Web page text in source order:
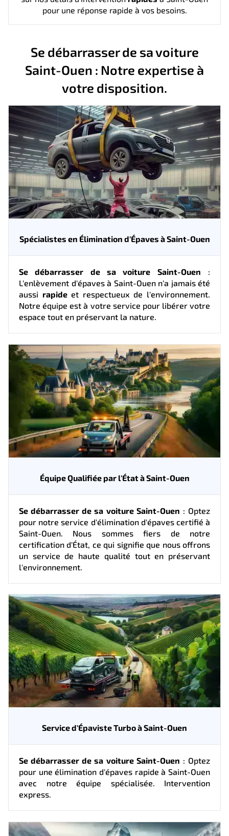
pour une réponse rapide à vos besoins.
Se débarrasser de sa voiture
Saint-Ouen : Notre expertise à
votre disposition.
Spécialistes en Élimination d'Épaves à Saint-Ouen
Se débarrasser de sa voiture Saint-Ouen :
L'enlèvement d'épaves à Saint-Ouen n'a jamais été
aussi rapideet respectueux de l'environnement.
Notre équipe est à votre service pour libérer votre
espace tout en préservant la nature.
Équipe Qualifiée par l'État à Saint-Ouen
Se débarrasser de sa voiture Saint-Ouen : Optez
pour notre service d'élimination d'épaves certifié à
Saint-Ouen. Nous sommes fiers de notre
certification d'État, ce qui signifie que nous offrons
un service de haute qualité tout en préservant
l'environnement.
Service d'Épaviste Turbo à Saint-Ouen
Se débarrasser de sa voiture Saint-Ouen : Optez
pour une élimination d'épaves rapide à Saint-Ouen
avec notre équipe spécialisée. Intervention
express.